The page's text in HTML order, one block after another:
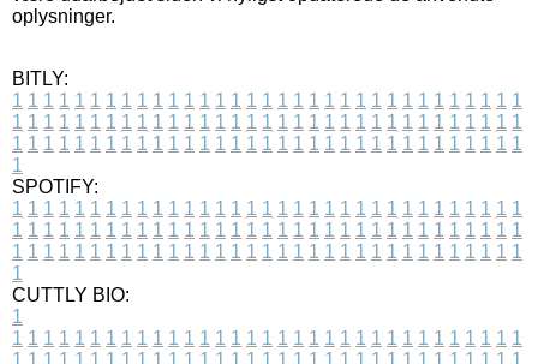
oplysninger.
BITLY:
1 1 1 1 1 1 1 1 1 1 1 1 1 1 1 1 1 1 1 1 1 1 1 1 1 1 1 1 1 1 1 1 1
1 1 1 1 1 1 1 1 1 1 1 1 1 1 1 1 1 1 1 1 1 1 1 1 1 1 1 1 1 1 1 1 1
1 1 1 1 1 1 1 1 1 1 1 1 1 1 1 1 1 1 1 1 1 1 1 1 1 1 1 1 1 1 1 1 1
1
SPOTIFY:
1 1 1 1 1 1 1 1 1 1 1 1 1 1 1 1 1 1 1 1 1 1 1 1 1 1 1 1 1 1 1 1 1
1 1 1 1 1 1 1 1 1 1 1 1 1 1 1 1 1 1 1 1 1 1 1 1 1 1 1 1 1 1 1 1 1
1 1 1 1 1 1 1 1 1 1 1 1 1 1 1 1 1 1 1 1 1 1 1 1 1 1 1 1 1 1 1 1 1
1
CUTTLY BIO:
1
1 1 1 1 1 1 1 1 1 1 1 1 1 1 1 1 1 1 1 1 1 1 1 1 1 1 1 1 1 1 1 1 1
1 1 1 1 1 1 1 1 1 1 1 1 1 1 1 1 1 1 1 1 1 1 1 1 1 1 1 1 1 1 1 1 1